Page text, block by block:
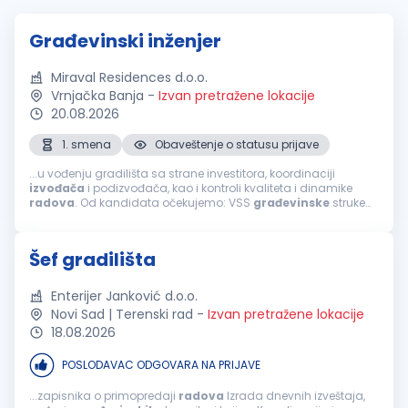
Građevinski inženjer
Miraval Residences d.o.o.
Vrnjačka Banja - Izvan pretražene lokacije
20.08.2026
1. smena
Obaveštenje o statusu prijave
...u vođenju gradilišta sa strane investitora, koordinaciji
izvođača i podizvođača, kao i kontroli kvaliteta i dinamike
radova
. Od kandidata očekujemo: VSS građevinske struke
Šef gradilišta
Enterijer Janković d.o.o.
Novi Sad | Terenski rad - Izvan pretražene lokacije
18.08.2026
POSLODAVAC ODGOVARA NA PRIJAVE
...zapisnika o primopredaji radova Izrada dnevnih izveštaja,